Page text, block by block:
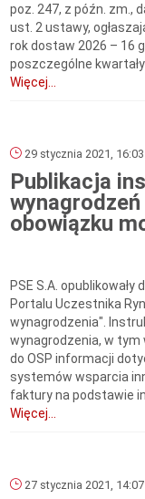
poz. 247, z późn. zm.,
ust. 2 ustawy,
rok dostaw 2026 – 16
poszczególne
Więcej...
29 stycznia 2021, 16:03
Publikacja
obowiązku
PSE S.A.
Portalu Uczestnika
wynagrodzenia".
wynagrodzenia, w
do OSP informacji
systemów wsparcia
faktury na podstawie
Więcej...
27 stycznia 2021, 14:07